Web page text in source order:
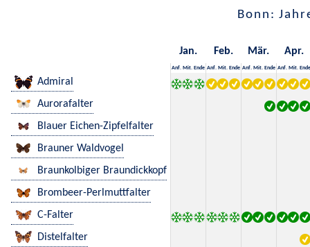
Bonn:
Jan. Feb. Mär. Apr.
Anf. Mit. Ende Anf. Mit. Ende Anf. Mit. Ende Anf. Mit. Ende
Admiral
Aurorafalter
Blauer Eichen-Zipfelfalter
Brauner Waldvogel
Braunkolbiger Braundickkopf
Brombeer-Perlmuttfalter
C-Falter
Distelfalter